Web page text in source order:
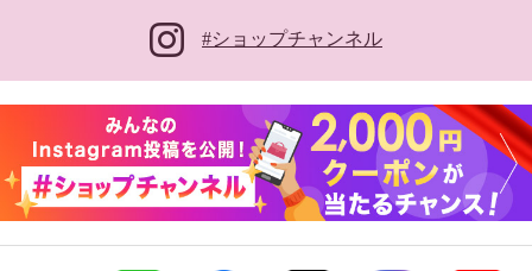
#ショップチャンネル